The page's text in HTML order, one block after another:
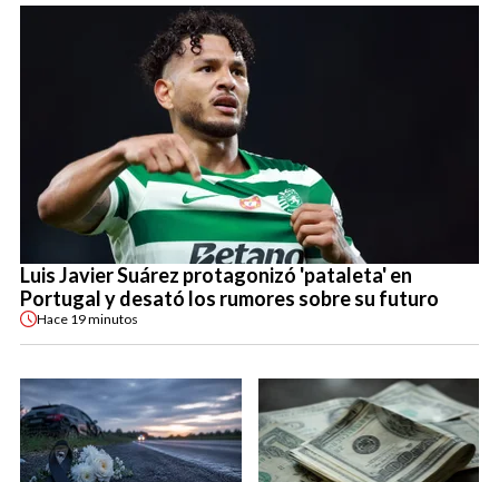
Luis Javier Suárez protagonizó 'pataleta' en
Portugal y desató los rumores sobre su futuro
Hace 19 minutos